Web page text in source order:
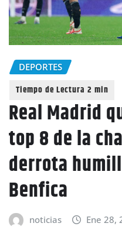
DEPORTES
Real Madrid
top 8 de la
derrota
Benfica
noticias Ene 28,